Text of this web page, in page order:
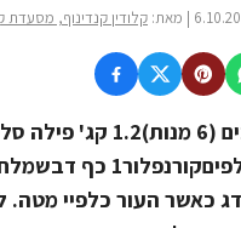
קלודין קנדינוף, מסעדת
מצרכים (6
כאשר העור כלפיי מטה.